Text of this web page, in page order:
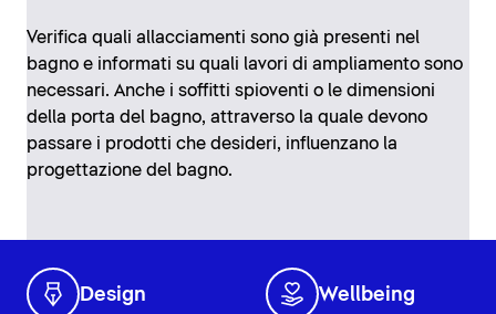
Verifica quali allacciamenti sono già presenti nel
bagno e informati su quali lavori di ampliamento sono
necessari. Anche i soffitti spioventi o le dimensioni
della porta del bagno, attraverso la quale devono
passare i prodotti che desideri, influenzano la
progettazione del bagno.
Design Wellbeing